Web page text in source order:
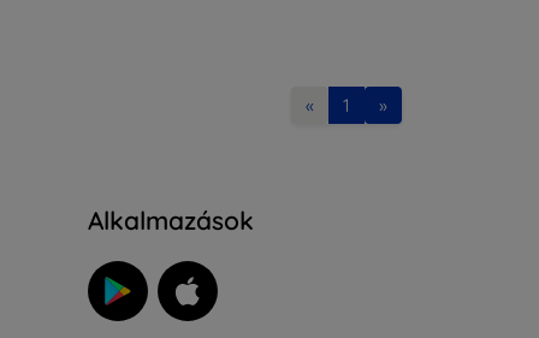
« 1 »
Alkalmazások